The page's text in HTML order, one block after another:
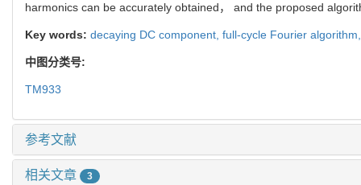
harmonics can be accurately obtained， and the proposed
Key words: decaying DC component, full-cycle Fourier
中图分类号:
TM933
参考文献
相关文章 3